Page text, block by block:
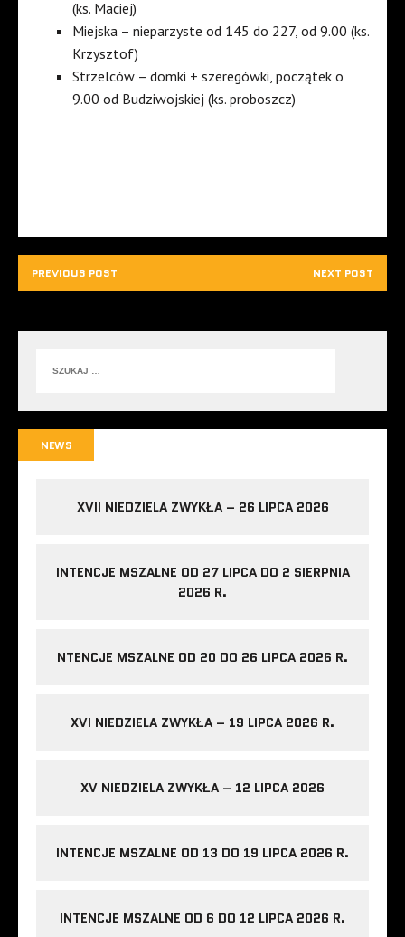
(ks. Maciej)
Miejska – nieparzyste od 145 do 227, od 9.00 (ks.
Krzysztof)
Strzelców – domki + szeregówki, początek o
9.00 od Budziwojskiej (ks. proboszcz)
PREVIOUS POST NEXT POST
NEWS
XVII NIEDZIELA ZWYKŁA – 26 LIPCA 2026
INTENCJE MSZALNE OD 27 LIPCA DO 2 SIERPNIA
2026 R.
NTENCJE MSZALNE OD 20 DO 26 LIPCA 2026 R.
XVI NIEDZIELA ZWYKŁA – 19 LIPCA 2026 R.
XV NIEDZIELA ZWYKŁA – 12 LIPCA 2026
INTENCJE MSZALNE OD 13 DO 19 LIPCA 2026 R.
INTENCJE MSZALNE OD 6 DO 12 LIPCA 2026 R.